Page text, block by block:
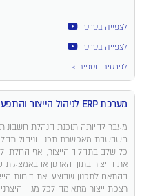
לצפייה בסרטון
לצפייה בסרטון
לפרטים נוספים >
מערכת ERP לניהול הייצור והתפעול
חשבשבת מאפשרת תכנון וניהול
כל שלב בתהליך הייצור, ואף החלתו
את הייצור בתוך הארגון או
בהתאם לתכנון שבוצע ואת דוחות
רצפת ייצור מתאימה לכל מגוון